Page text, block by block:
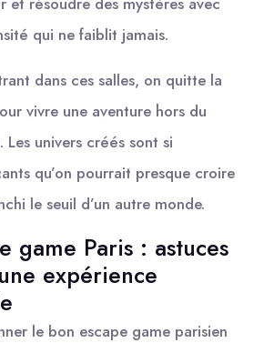
qui ne faiblit jamais.
dans ces salles, on quitte la
vivre une aventure hors du
Les univers créés sont si
qu’on pourrait presque croire
le seuil d’un autre monde.
game Paris : astuces
expérience
le bon escape game parisien